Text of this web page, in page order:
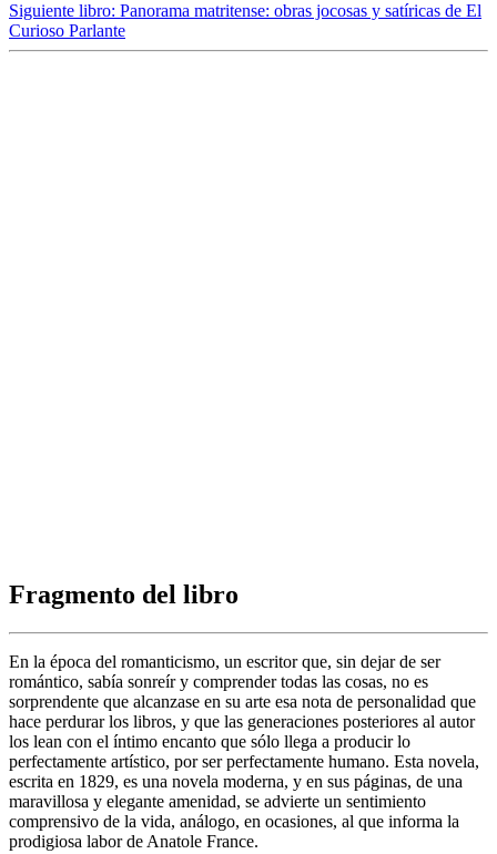
Siguiente libro: Panorama matritense: obras jocosas y satíricas de El
Curioso Parlante
Fragmento del libro
En la época del romanticismo, un escritor que, sin dejar de ser
romántico, sabía sonreír y comprender todas las cosas, no es
sorprendente que alcanzase en su arte esa nota de personalidad que
hace perdurar los libros, y que las generaciones posteriores al autor
los lean con el íntimo encanto que sólo llega a producir lo
perfectamente artístico, por ser perfectamente humano. Esta novela,
escrita en 1829, es una novela moderna, y en sus páginas, de una
maravillosa y elegante amenidad, se advierte un sentimiento
comprensivo de la vida, análogo, en ocasiones, al que informa la
prodigiosa labor de Anatole France.